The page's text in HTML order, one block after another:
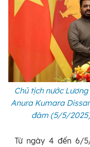
Chủ tịch nước
Anura Kumara
đàm (5/5/
Từ ngày 4 đến 6/